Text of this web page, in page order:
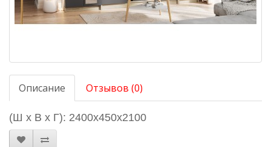
Описание Отзывов (0)
(Ш х В х Г): 2400х450х2100